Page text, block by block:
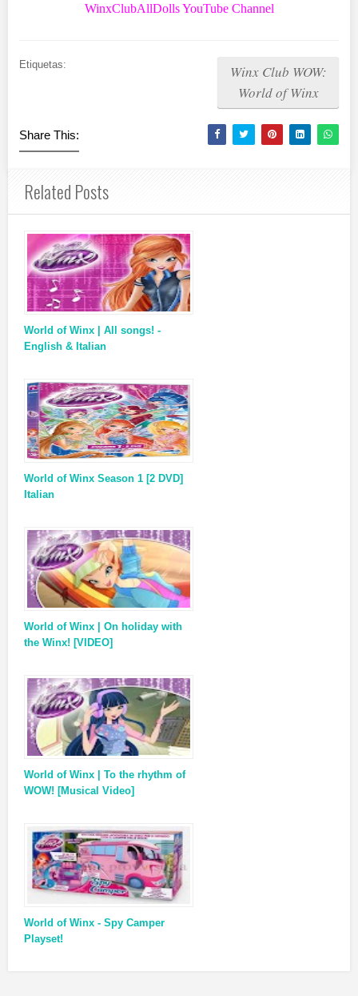
WinxClubAllDolls YouTube Channel
Etiquetas:
Winx Club WOW:
World of Winx
Share This:
Related Posts
World of Winx | All songs! -
English & Italian
World of Winx Season 1 [2 DVD]
Italian
World of Winx | On holiday with
the Winx! [VIDEO]
World of Winx | To the rhythm of
WOW! [Musical Video]
World of Winx - Spy Camper
Playset!